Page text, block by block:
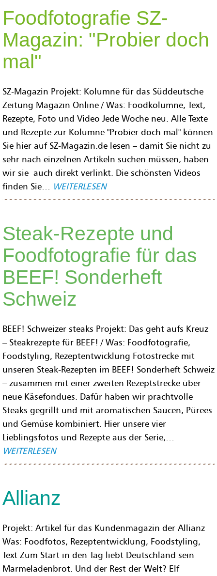
Foodfotografie SZ-
Magazin: "Probier doch
mal"
SZ-Magazin Projekt: Kolumne für das Süddeutsche
Zeitung Magazin Online / Was: Foodkolumne, Text,
Rezepte, Foto und Video Jede Woche neu. Alle Texte
und Rezepte zur Kolumne "Probier doch mal" können
Sie hier auf SZ-Magazin.de lesen – damit Sie nicht zu
sehr nach einzelnen Artikeln suchen müssen, haben
wir sie auch direkt verlinkt. Die schönsten Videos
finden Sie… WEITERLESEN
Steak-Rezepte und
Foodfotografie für das
BEEF! Sonderheft
Schweiz
BEEF! Schweizer steaks Projekt: Das geht aufs Kreuz
– Steakrezepte für BEEF! / Was: Foodfotografie,
Foodstyling, Rezeptentwicklung Fotostrecke mit
unseren Steak-Rezepten im BEEF! Sonderheft Schweiz
– zusammen mit einer zweiten Rezeptstrecke über
neue Käsefondues. Dafür haben wir prachtvolle
Steaks gegrillt und mit aromatischen Saucen, Pürees
und Gemüse kombiniert. Hier unsere vier
Lieblingsfotos und Rezepte aus der Serie,…
WEITERLESEN
Allianz
Projekt: Artikel für das Kundenmagazin der Allianz
Was: Foodfotos, Rezeptentwicklung, Foodstyling,
Text Zum Start in den Tag liebt Deutschland sein
Marmeladenbrot. Und der Rest der Welt? Elf